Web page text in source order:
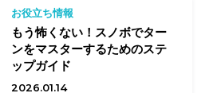
お役立ち情報
もう怖くない！スノボでター
ンをマスターするためのステ
ップガイド
2026.01.14